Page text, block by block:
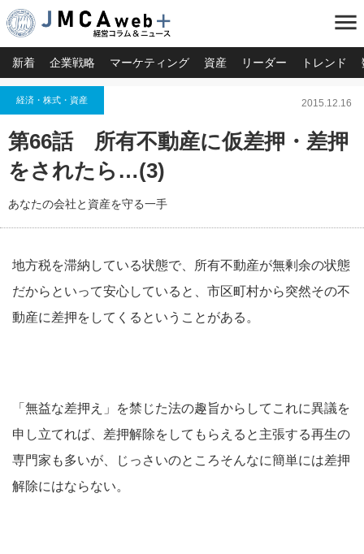
menu
新着 企業戦略 マーケティング 資産 リーダー トレンド
経済・株式・資産 2015.12.16
第66話 所有不動産に仮差押・差押
をされたら…(3)
あなたの会社と資産を守る一手
地方税を滞納している状態で、所有不動産が無剰余の状態
だからといって安心していると、市区町村から突然その不
動産に差押をしてくるということがある。
「無益な差押え」を禁じた法の趣旨からしてこれに異議を
申し立てれば、差押解除をしてもらえると主張する再生の
専門家も多いが、じっさいのところそんなに簡単には差押
解除にはならない。